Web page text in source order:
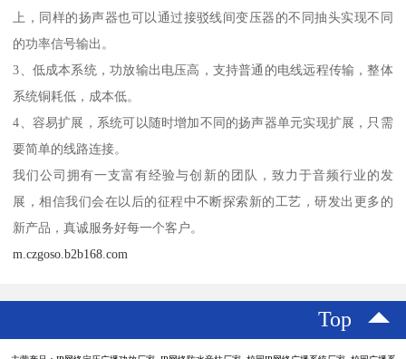
上，同样的扬声器也可以通过接驳线间变压器的不同抽头实现不同
的功率信号输出。
3、低成本系统，功放输出电压高，支持普通的电线远程传输，整体
系统铜耗低，成本低。
4、容易扩展，系统可以随时增加不同的扬声器单元实现扩展，只需
要简单的线路连接。
我们公司拥有一支富有经验与创新的团队，致力于音频行业的发
展，相信我们会在以后的征程中不断探索新的工艺，研发出更多的
新产品，真诚服务好每一个客户。
m.czgoso.b2b168.com
Top